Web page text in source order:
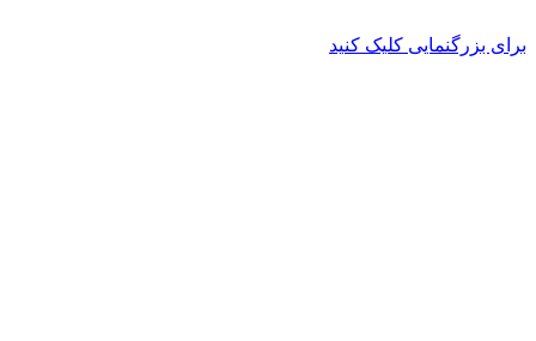
برای بزرگنمایی کلیک کنید